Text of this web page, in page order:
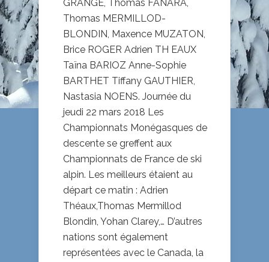
GRANGE, Thomas FANARA,
Thomas MERMILLOD-
BLONDIN, Maxence MUZATON,
Brice ROGER Adrien TH EAUX
Taïna BARIOZ Anne-Sophie
BARTHET Tiffany GAUTHIER,
Nastasia NOENS. Journée du
jeudi 22 mars 2018 Les
Championnats Monégasques de
descente se greffent aux
Championnats de France de ski
alpin. Les meilleurs étaient au
départ ce matin : Adrien
Théaux,Thomas Mermillod
Blondin, Yohan Clarey,… D’autres
nations sont également
représentées avec le Canada, la